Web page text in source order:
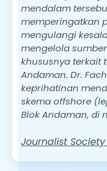
mendalam
memperingatkan
mengulangi
mengelola
khususnya terkait
Andaman. Dr.
keprihatinan
skema offshore
Blok Andaman, di
Journalist